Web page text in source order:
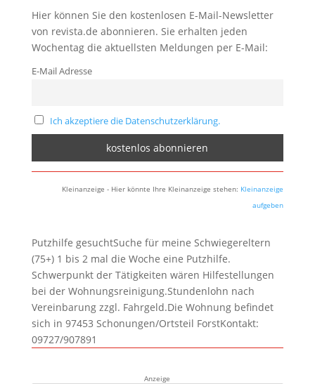
Hier können Sie den kostenlosen E-Mail-Newsletter
von revista.de abonnieren. Sie erhalten jeden
Wochentag die aktuellsten Meldungen per E-Mail:
E-Mail Adresse
Ich akzeptiere die Datenschutzerklärung.
Kleinanzeige - Hier könnte Ihre Kleinanzeige stehen: Kleinanzeige
aufgeben
Putzhilfe gesuchtSuche für meine Schwiegereltern
(75+) 1 bis 2 mal die Woche eine Putzhilfe.
Schwerpunkt der Tätigkeiten wären Hilfestellungen
bei der Wohnungsreinigung.Stundenlohn nach
Vereinbarung zzgl. Fahrgeld.Die Wohnung befindet
sich in 97453 Schonungen/Ortsteil ForstKontakt:
09727/907891
Anzeige